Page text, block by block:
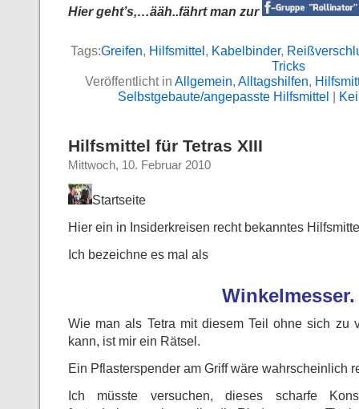
Hier geht’s,…ääh..fährt man zur
Tags:Greifen, Hilfsmittel, Kabelbinder,
Tricks
Veröffentlicht in Allgemein, Alltagshilfen,
Selbstgebaute/angepasste Hilfsmittel |
Hilfsmittel für Tetras XIII
Mittwoch, 10. Februar 2010
Startseite
Hier ein in Insiderkreisen recht bekanntes
Ich bezeichne es mal als
Winkelmesser.
Wie man als Tetra mit diesem Teil ohne sich zu
kann, ist mir ein Rätsel.
Ein Pflasterspender am Griff wäre wahrscheinlich
Ich müsste versuchen, dieses scharfe